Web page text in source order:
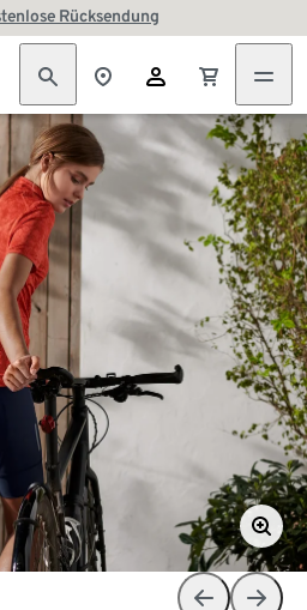
Rücksendung